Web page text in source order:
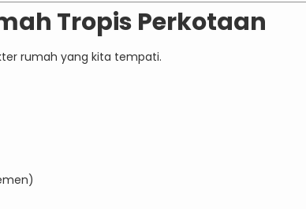
Tropis Perkotaan
rumah yang kita tempati.